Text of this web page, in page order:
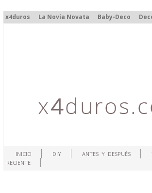
x4duros La Novia Novata Baby-Deco
INICIO DIY ANTES Y DESPUÉS
RECIENTE